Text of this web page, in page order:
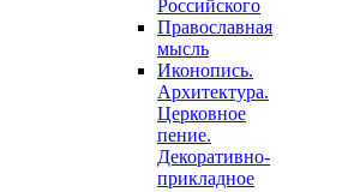
Российского
Православная
мысль
Иконопись.
Архитектура.
Церковное
пение.
Декоративно-
прикладное